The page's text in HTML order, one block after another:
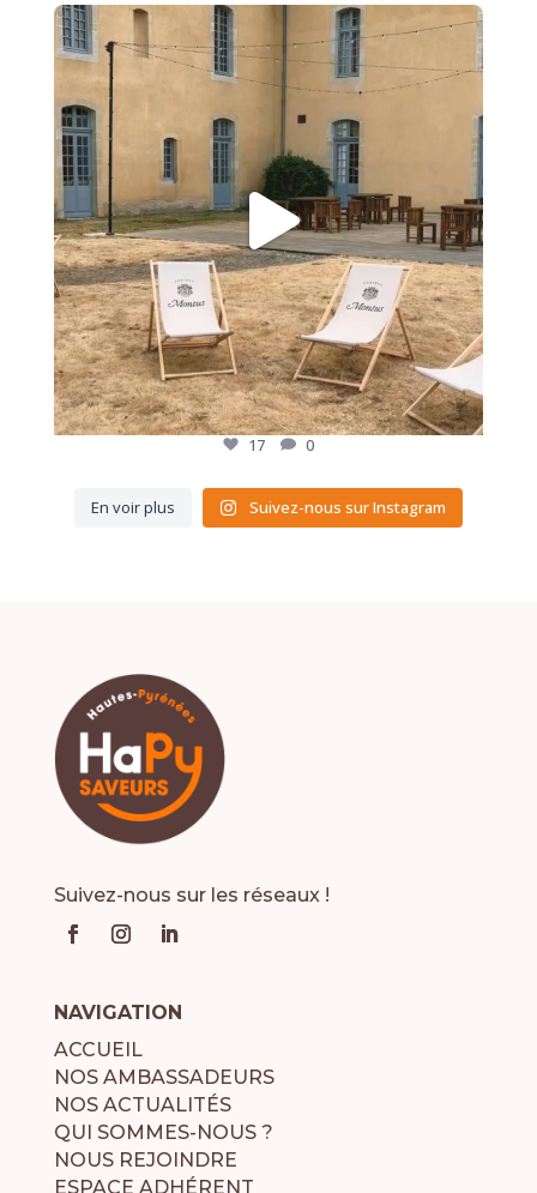
🍷 Nos adhérents font rayonner les saveurs des...
17 0
17 0
En voir plus Suivez-nous sur Instagram
Suivez-nous sur les réseaux !
NAVIGATION
ACCUEIL
NOS AMBASSADEURS
NOS ACTUALITÉS
QUI SOMMES-NOUS ?
NOUS REJOINDRE
ESPACE ADHÉRENT